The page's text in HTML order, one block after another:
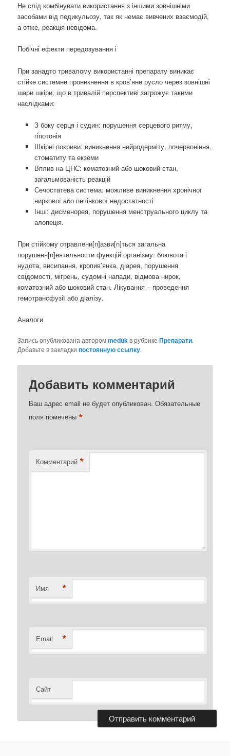
Не слід комбінувати використання з іншими зовнішніми
засобами від педикульозу, так як немає вивчених взаємодій,
а отже, реакція невідома.
Побічні ефекти передозування і
При занадто тривалому використанні препарату виникає
стійке системне проникнення в кров’яне русло через зовнішні
шари шкіри, що в тривалій перспективі загрожує такими
наслідками:
З боку серця і судин: порушення серцевого ритму,
гіпотонія
Шкірні покриви: виникнення нейродерміту, почервоніння,
стоматиту та екземи
Вплив на ЦНС: коматозний або шоковий стан,
загальмованість реакцій
Сечостатева система: можливе виникнення хронічної
ниркової або печінкової недостатності
Інші: дисменорея, порушення менструального циклу та
алопеція.
При стійкому отравлени[n]азви[n]ться загальна
порушенн[n]еятельности функцій організму: блювота і
нудота, висипання, кропив’янка, діарея, порушення
свідомості, мігрень, судомні напади, відмова нирок,
коматозний або шоковий стан. Лікування – проведення
гемотрансфузії або діалізу.
Аналоги
Запись опубликована авторомmedukв рубрикеПрепарати.
Добавьте в закладкипостоянную ссылку.
Добавить комментарий
Ваш адрес email не будет опубликован. Обязательные
поля помечены*
Комментарий *
Имя *
Email *
Сайт